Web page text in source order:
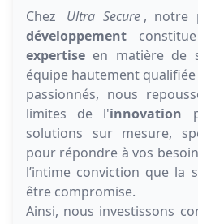
Chez Ultra Secure , notre
développement
expertise en matière de
équipe hautement
passionnés, nous
limites de l'innovation
solutions sur mesure,
pour répondre à vos
l’intime conviction que la
être compromise.
Ainsi, nous investissons